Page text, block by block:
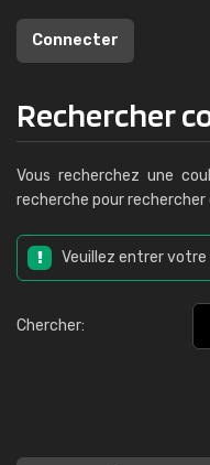
Connecter
Rechercher
Vous recherchez une
recherche pour rechercher
Veuillez entrer
Chercher: